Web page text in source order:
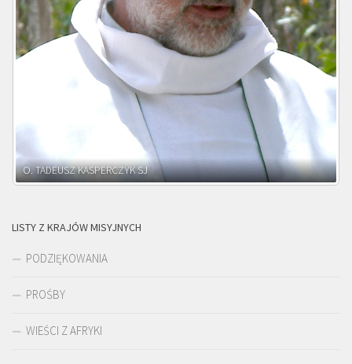
O. ADNRZEJ LEŚNIARA SJ
LISTY Z KRAJÓW MISYJNYCH
PODZIĘKOWANIA
PROŚBY
WIEŚCI Z AFRYKI